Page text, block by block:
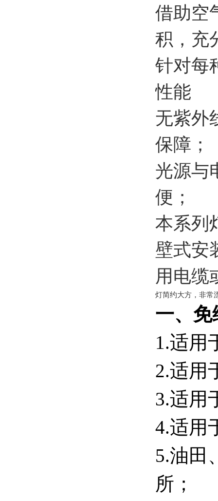
借助空
积，充
针对每
性能
无紫外
保障；
光源与
便；
本系列
壁式安
用电缆
灯简约大方，非常
一、免
1.适用
2.适用
3.适用
4.适用
5.油田
所；